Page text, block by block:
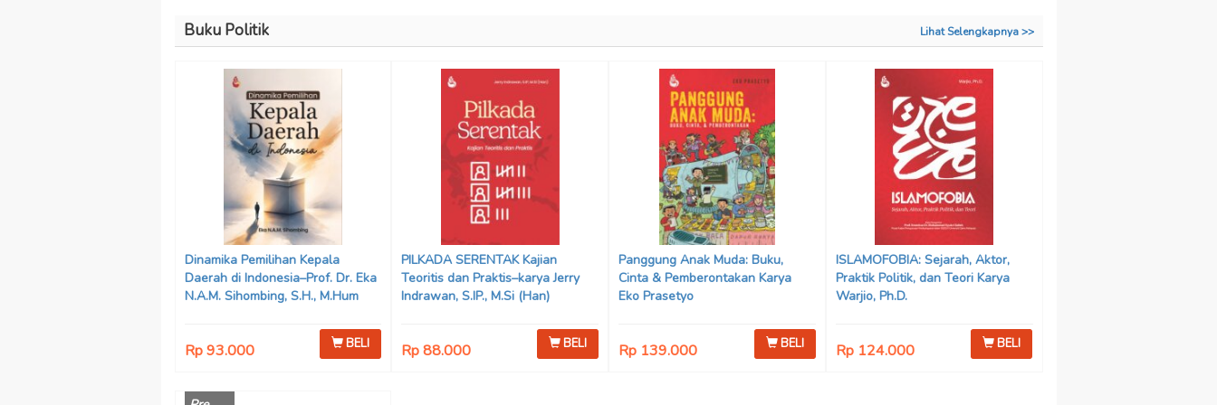
Buku Politik Lihat Selengkapnya >>
Dinamika Pemilihan Kepala
Daerah di Indonesia–Prof. Dr. Eka
N.A.M. Sihombing, S.H., M.Hum
Rp 93.000 BELI
PILKADA SERENTAK Kajian
Teoritis dan Praktis–karya Jerry
Indrawan, S.IP., M.Si (Han)
Rp 88.000 BELI
Panggung Anak Muda: Buku,
Cinta & Pemberontakan Karya
Eko Prasetyo
Rp 139.000 BELI
ISLAMOFOBIA: Sejarah, Aktor,
Praktik Politik, dan Teori Karya
Warjio, Ph.D.
Rp 124.000 BELI